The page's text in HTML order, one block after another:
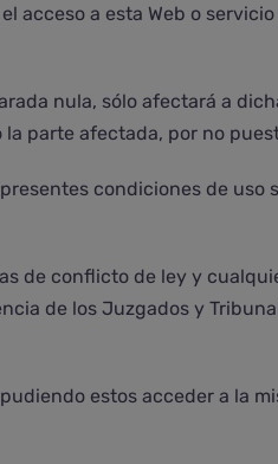
a esta Web o
nula, sólo afectará a
parte afectada, por no
condiciones de uso
de conflicto de ley y
de los Juzgados y
estos acceder a la